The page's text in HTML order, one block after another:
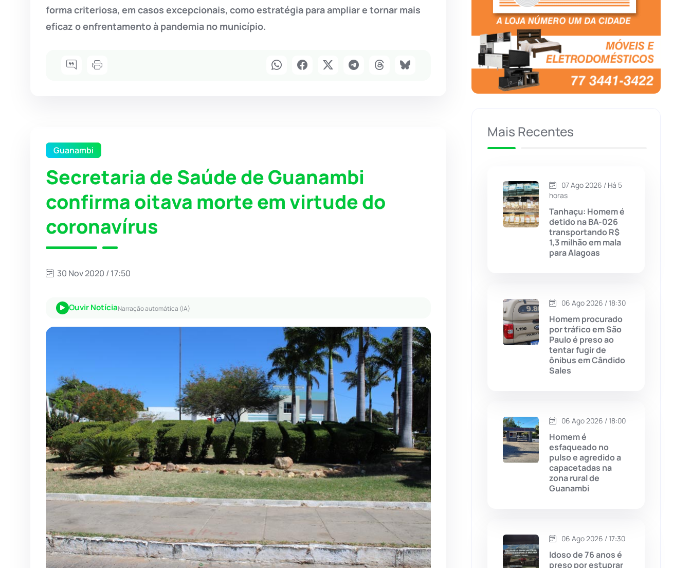
forma criteriosa, em casos excepcionais, como estratégia para ampliar e tornar mais
eficaz o enfrentamento à pandemia no município.
Guanambi
Secretaria de Saúde de Guanambi
confirma oitava morte em virtude do
coronavírus
30 Nov 2020 / 17:50
Ouvir NotíciaNarração automática (IA)
Boquira (152)
Botuporã (72)
Brasil (7679)
Brumado (31955)
Caculé
Caetité (1504)
Candiba (157)
Cândido Sales
Caturama (65)
Chapada Diamantina
Cordeiros
Dom Basílio
Érico Cardoso
Mais Recentes
07 Ago 2026 / Há 5
horas
Tanhaçu: Homem é
detido na BA-026
transportando R$
1,3 milhão em mala
para Alagoas
06 Ago 2026 / 18:30
Homem procurado
por tráfico em São
Paulo é preso ao
tentar fugir de
ônibus em Cândido
Sales
06 Ago 2026 / 18:00
Homem é
esfaqueado no
pulso e agredido a
capacetadas na
zona rural de
Guanambi
06 Ago 2026 / 17:30
Idoso de 76 anos é
preso por estuprar